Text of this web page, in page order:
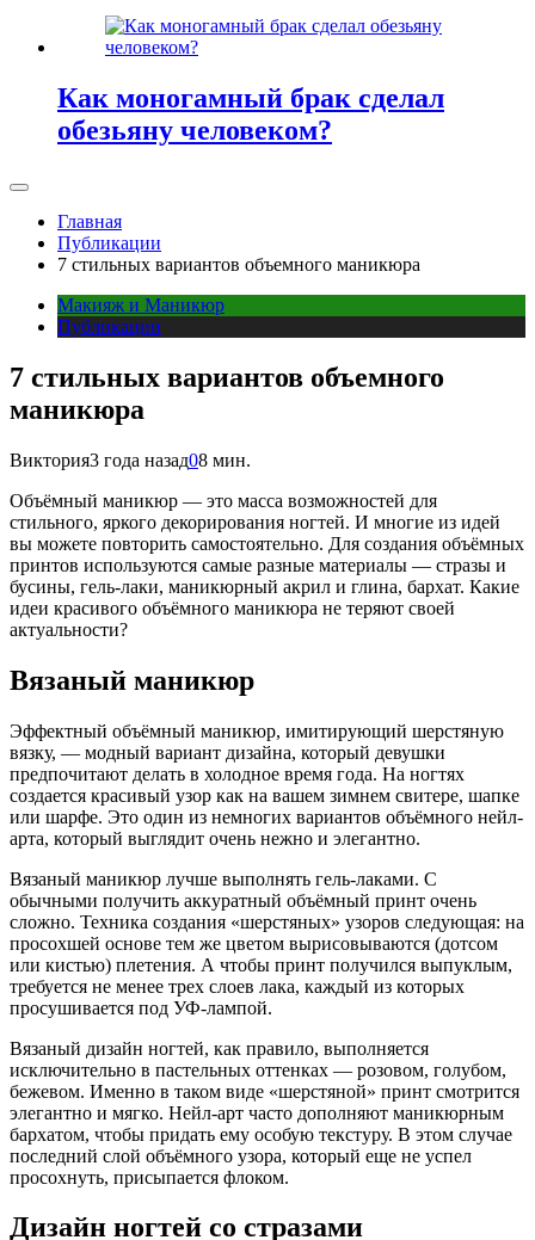
Как моногамный брак сделал
обезьяну человеком?
Главная
Публикации
7 стильных вариантов объемного маникюра
Макияж и Маникюр
Публикации
7 стильных вариантов объемного
маникюра
Виктория3 года назад08 мин.
Объёмный маникюр — это масса возможностей для
стильного, яркого декорирования ногтей. И многие из идей
вы можете повторить самостоятельно. Для создания объёмных
принтов используются самые разные материалы — стразы и
бусины, гель-лаки, маникюрный акрил и глина, бархат. Какие
идеи красивого объёмного маникюра не теряют своей
актуальности?
Вязаный маникюр
Эффектный объёмный маникюр, имитирующий шерстяную
вязку, — модный вариант дизайна, который девушки
предпочитают делать в холодное время года. На ногтях
создается красивый узор как на вашем зимнем свитере, шапке
или шарфе. Это один из немногих вариантов объёмного нейл-
арта, который выглядит очень нежно и элегантно.
Вязаный маникюр лучше выполнять гель-лаками. С
обычными получить аккуратный объёмный принт очень
сложно. Техника создания «шерстяных» узоров следующая: на
просохшей основе тем же цветом вырисовываются (дотсом
или кистью) плетения. А чтобы принт получился выпуклым,
требуется не менее трех слоев лака, каждый из которых
просушивается под УФ-лампой.
Вязаный дизайн ногтей, как правило, выполняется
исключительно в пастельных оттенках — розовом, голубом,
бежевом. Именно в таком виде «шерстяной» принт смотрится
элегантно и мягко. Нейл-арт часто дополняют маникюрным
бархатом, чтобы придать ему особую текстуру. В этом случае
последний слой объёмного узора, который еще не успел
просохнуть, присыпается флоком.
Дизайн ногтей со стразами